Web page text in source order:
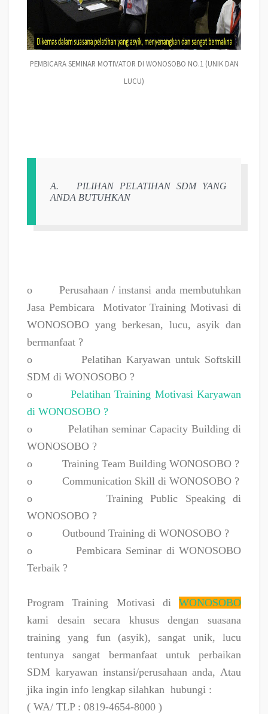
PEMBICARA SEMINAR MOTIVATOR DI WONOSOBO NO.1 (UNIK DAN
LUCU)
A.
PILIHAN PELATIHAN SDM YANG
ANDA BUTUHKAN
o
Perusahaan / instansi anda membutuhkan
Jasa Pembicara
Motivator Training Motivasi di
WONOSOBO yang berkesan, lucu, asyik dan
bermanfaat ?
o
Pelatihan Karyawan untuk Softskill
SDM di WONOSOBO ?
o
Pelatihan Training Motivasi Karyawan
di WONOSOBO ?
o
Pelatihan seminar Capacity Building di
WONOSOBO ?
o
Training Team Building WONOSOBO ?
o
Communication Skill di WONOSOBO ?
o
Training Public Speaking di
WONOSOBO ?
o
Outbound Training di WONOSOBO ?
o
Pembicara Seminar di WONOSOBO
Terbaik ?
Program Training Motivasi di WONOSOBO
kami desain secara khusus dengan suasana
training yang fun (asyik), sangat unik, lucu
tentunya sangat bermanfaat untuk perbaikan
SDM karyawan instansi/perusahaan anda, Atau
jika ingin info lengkap silahkan hubungi :
( WA/ TLP : 0819-4654-8000 )